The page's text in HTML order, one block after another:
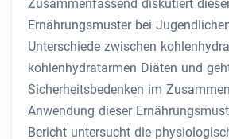
Zusammenfassend diskutiert
Ernährungsmuster bei
Unterschiede zwischen
kohlenhydratarmen Diäten und
Sicherheitsbedenken im
Anwendung dieser
Bericht untersucht die